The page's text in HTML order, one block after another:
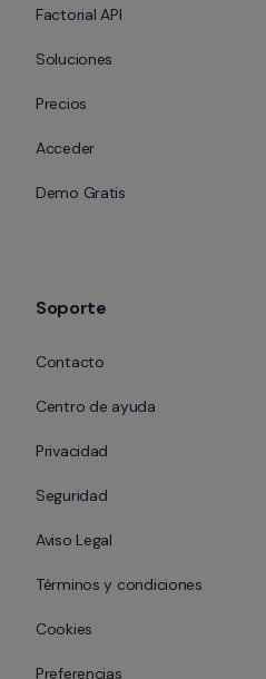
Factorial API
Soluciones
Precios
Acceder
Demo Gratis
Soporte
Contacto
Centro de ayuda
Privacidad
Seguridad
Aviso Legal
Términos y condiciones
Cookies
Preferencias